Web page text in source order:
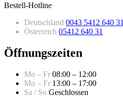
Bestell-Hotline
Deutschland 0043 5412 640 31
Österreich 05412 640 31
Öffnungszeiten
Mo – Fr 08:00 – 12:00
Mo – Fr 13:00 – 17:00
Sa / So Geschlossen